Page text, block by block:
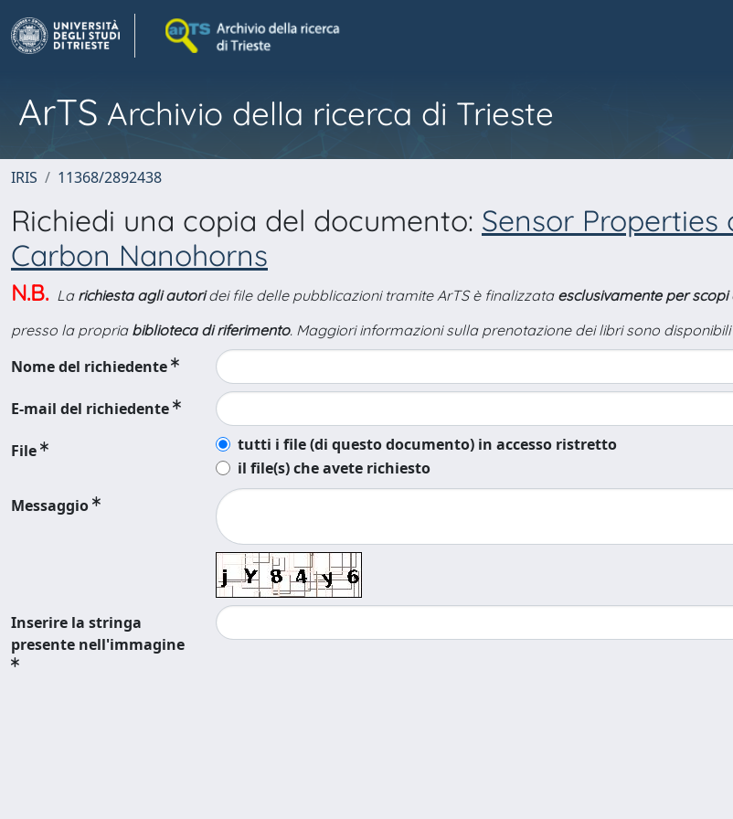
ArTS Archivio della ricerca di Trieste
IRIS 11368/2892438
Richiedi una copia del documento: Sensor
Carbon Nanohorns
N.B. La richiesta agli autoridei file delle pubblicazioni tramite ArTS è finalizzata esclusivamente per scopi
presso la propria biblioteca di riferimento. Maggiori informazioni sulla prenotazione dei libri sono
Nome del richiedente
E-mail del richiedente
File
tutti i file (di questo documento) in accesso ristretto
il file(s) che avete richiesto
Messaggio
Inserire la stringa
presente nell'immagine